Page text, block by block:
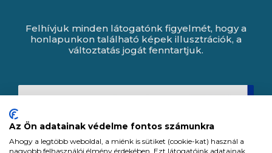
Felhívjuk minden látogatónk figyelmét, hogy a
honlapunkon található képek illusztrációk, a
változtatás jogát fenntartjuk.
Az Ön adatainak védelme fontos számunkra
Ahogy a legtöbb weboldal, a miénk is sütiket (cookie-kat) használ a
nagyobb felhasználói élmény érdekében. Ezt látogatóink adatainak